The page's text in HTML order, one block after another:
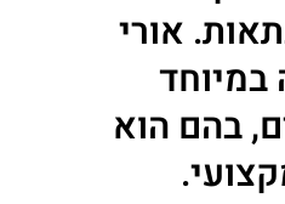
אורי
בהם הוא